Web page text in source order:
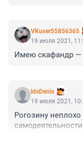
VKuser55856365
19 июля 2021,
Имею скафандр —
ldsDenis
19 июля 2021,
Рогозину